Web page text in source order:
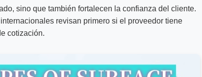
sino que también fortalecen la confianza del cliente.
revisan primero si el proveedor tiene
cotización.